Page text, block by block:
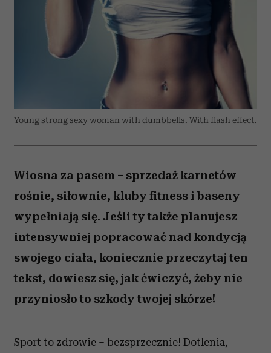
Young strong sexy woman with dumbbells. With flash effect.
Wiosna za pasem – sprzedaż karnetów
rośnie, siłownie, kluby fitness i baseny
wypełniają się. Jeśli ty także planujesz
intensywniej popracować nad kondycją
swojego ciała, koniecznie przeczytaj ten
tekst, dowiesz się, jak ćwiczyć, żeby nie
przyniosło to szkody twojej skórze!
Sport to zdrowie – bezsprzecznie! Dotlenia,